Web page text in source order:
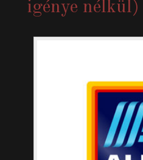
igénye nélkül)